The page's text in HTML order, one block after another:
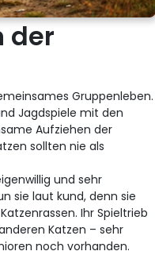
der
Gruppenleben.
Jagdspiele mit den
Aufziehen der
sollten nie als
und sehr
sie laut kund, denn sie
Ihr Spieltrieb
Katzen – sehr
noch vorhanden.